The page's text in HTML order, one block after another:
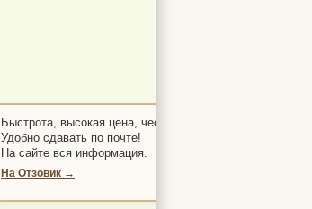
Быстрота, высокая цена, честность.
Удобно сдавать по почте!
На сайте вся информация.
На Отзовик →